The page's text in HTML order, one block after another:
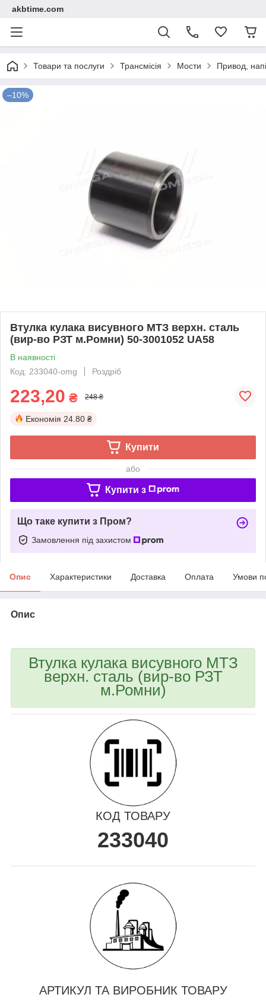
akbtime.com
Товари та послуги Трансмісія Мости Привод,
–10%
Втулка кулака висувного МТЗ верхн. сталь
(вир-во РЗТ м.Ромни) 50-3001052 UA58
В наявності
Код: 233040-omg
Роздріб
223,20 ₴ 248 ₴
Економія 24.80 ₴
Купити
або
Купити з
Що таке купити з Пром?
Замовлення під захистом
Опис Характеристики Доставка Оплата Умови
Опис
Втулка кулака висувного МТЗ
верхн. сталь (вир-во РЗТ
м.Ромни)
КОД ТОВАРУ
233040
АРТИКУЛ ТА ВИРОБНИК ТОВАРУ